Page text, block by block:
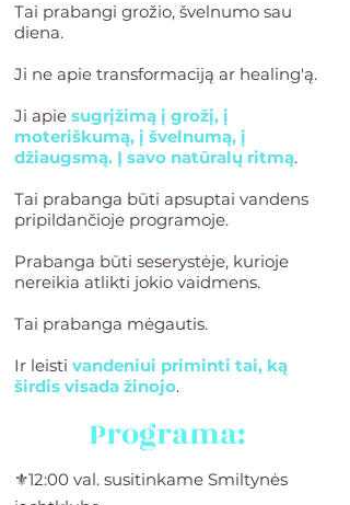
Tai prabangi grožio, švelnumo sau
diena.
Ji ne apie transformaciją ar healing'ą.
Ji apie sugrįžimą į grožį, į
moteriškumą, į švelnumą, į
džiaugsmą. Į savo natūralų ritmą.
Tai prabanga būti apsuptai vandens
pripildančioje programoje.
Prabanga būti seserystėje, kurioje
nereikia atlikti jokio vaidmens.
Tai prabanga mėgautis.
Ir leisti vandeniui priminti tai, ką
širdis visada žinojo.
⚜️12:00 val. susitinkame Smiltynės
Programa: